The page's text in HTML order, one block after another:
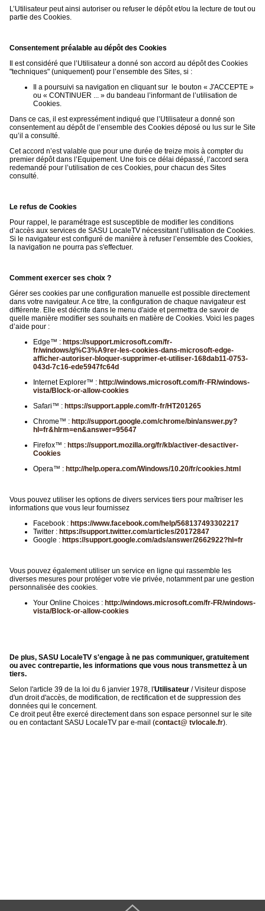
L’Utilisateur peut ainsi autoriser ou refuser le dépôt et/ou la lecture de tout ou
partie des Cookies.
Consentement préalable au dépôt des Cookies
Il est considéré que l’Utilisateur a donné son accord au dépôt des Cookies
"techniques" (uniquement) pour l’ensemble des Sites, si :
Il a poursuivi sa navigation en cliquant sur le bouton « J'ACCEPTE »
ou « CONTINUER ... » du bandeau l’informant de l’utilisation de
Cookies.
Dans ce cas, il est expressément indiqué que l’Utilisateur a donné son
consentement au dépôt de l’ensemble des Cookies déposé ou lus sur le Site
qu’il a consulté.
Cet accord n’est valable que pour une durée de treize mois à compter du
premier dépôt dans l’Equipement. Une fois ce délai dépassé, l’accord sera
redemandé pour l’utilisation de ces Cookies, pour chacun des Sites
consulté.
Le refus de Cookies
Pour rappel, le paramétrage est susceptible de modifier les conditions
d’accès aux services de SASU LocaleTV nécessitant l’utilisation de Cookies.
Si le navigateur est configuré de manière à refuser l’ensemble des Cookies,
la navigation ne pourra pas s'effectuer.
Comment exercer ses choix ?
Gérer ses cookies par une configuration manuelle est possible directement
dans votre navigateur. A ce titre, la configuration de chaque navigateur est
différente. Elle est décrite dans le menu d'aide et permettra de savoir de
quelle manière modifier ses souhaits en matière de Cookies. Voici les pages
d’aide pour :
Edge™ : https://support.microsoft.com/fr-
fr/windows/g%C3%A9rer-les-cookies-dans-microsoft-edge-
afficher-autoriser-bloquer-supprimer-et-utiliser-168dab11-0753-
043d-7c16-ede5947fc64d
Internet Explorer™ : http://windows.microsoft.com/fr-FR/windows-
vista/Block-or-allow-cookies
Safari™ : https://support.apple.com/fr-fr/HT201265
Chrome™ : http://support.google.com/chrome/bin/answer.py?
hl=fr&hlrm=en&answer=95647
Firefox™ : https://support.mozilla.org/fr/kb/activer-desactiver-
Cookies
Opera™ : http://help.opera.com/Windows/10.20/fr/cookies.html
Vous pouvez utiliser les options de divers services tiers pour maîtriser les
informations que vous leur fournissez
Facebook : https://www.facebook.com/help/568137493302217
Twitter : https://support.twitter.com/articles/20172847
Google : https://support.google.com/ads/answer/2662922?hl=fr
Vous pouvez également utiliser un service en ligne qui rassemble les
diverses mesures pour protéger votre vie privée, notamment par une gestion
personnalisée des cookies.
Your Online Choices : http://windows.microsoft.com/fr-FR/windows-
vista/Block-or-allow-cookies
De plus, SASU LocaleTV s'engage à ne pas communiquer, gratuitement
ou avec contrepartie, les informations que vous nous transmettez à un
tiers.
Selon l'article 39 de la loi du 6 janvier 1978, l'Utilisateur / Visiteur dispose
d'un droit d'accès, de modification, de rectification et de suppression des
données qui le concernent.
Ce droit peut être exercé directement dans son espace personnel sur le site
ou en contactant SASU LocaleTV par e-mail (contact@ tvlocale.fr).